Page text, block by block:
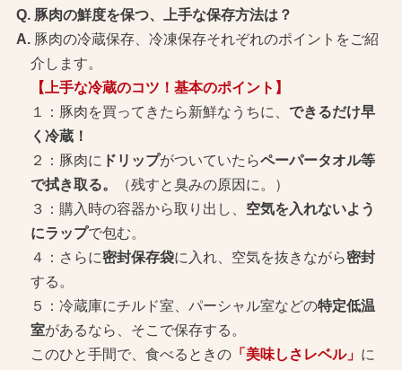
豚肉の鮮度を保つ、上手な保存方法は？
豚肉の冷蔵保存、冷凍保存それぞれのポイントをご紹
介します。
【上手な冷蔵のコツ！基本のポイント】
１：豚肉を買ってきたら新鮮なうちに、 できるだけ早
く冷蔵！
２：豚肉に ドリップがついていたらペーパータオル等
で拭き取る。
（残すと臭みの原因に。）
３：購入時の容器から取り出し、 空気を入れないよう
にラップで包む。
４：さらに密封保存袋に入れ、空気を抜きながら密封
する。
５：冷蔵庫にチルド室、パーシャル室などの特定低温
室があるなら、そこで保存する。
このひと手間で、食べるときの「美味しさレベル」 に